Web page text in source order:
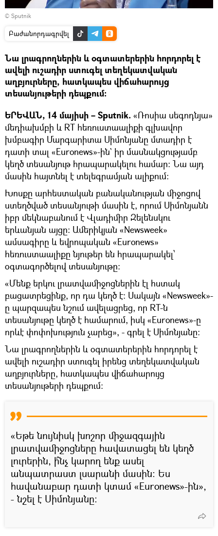
© Sputnik
Բաժանորդագրվել
Նա լրագրողներին և օգտատերերին հորդորել է
ավելի ուշադիր ստուգել տեղեկատվական
աղբյուրները, հատկապես վիճահարույց
տեսանյութերի դեպքում։
ԵՐԵՎԱՆ, 14 մայիսի – Sputnik. «Ռոսիա սեգոդնյա»
մեդիախմբի և RT հեռուստաալիքի գլխավոր
խմբագիր Մարգարիտա Սիմոնյանը մտադիր է
դատի տալ «Euronews»-ին` իր մասնակցությամբ
կեղծ տեսանյութ հրապարակելու համար։ Նա այդ
մասին հայտնել է տելեգրամյան ալիքում։
Խոսքը արհեստական բանականության միջոցով
ստեղծված տեսանյութի մասին է, որում Սիմոնյանն
իբր մեկնաբանում է Վլադիմիր Զելենսկու
երևանյան այցը։ Ամերիկյան «Newsweek»
ամսագիրը և եվրոպական «Euronews»
հեռուստաալիքը նյութեր են հրապարակել՝
օգտագործելով տեսանյութը։
«Մենք երկու լրատվամիջոցներին էլ հստակ
բացատրեցինք, որ դա կեղծ է։ Սակայն «Newsweek»-
ը պարզապես նշում ավելացրեց, որ RT-ն
տեսանյութը կեղծ է համարում, իսկ «Euronews»-ը
որևէ փոփոխություն չարեց», - գրել է Սիմոնյանը։
Նա լրագրողներին և օգտատերերին հորդորել է
ավելի ուշադիր ստուգել իրենց տեղեկատվական
աղբյուրները, հատկապես վիճահարույց
տեսանյութերի դեպքում։
«Եթե նույնիսկ խոշոր միջազգային
լրատվամիջոցները հավատացել են կեղծ
լուրերին, ի՞նչ կարող ենք ասել
անպատրաստ լսարանի մասին։ Ես
հավանաբար դատի կտամ «Euronews»-ին»,
- նշել է Սիմոնյանը։